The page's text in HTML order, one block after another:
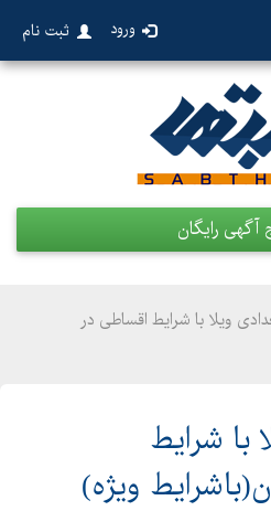
ورود ثبت نام
آگهی رایگان
ویلا با شرایط اقساطی در
با شرایط
ویژه)